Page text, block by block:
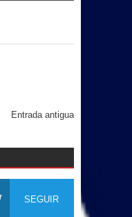
Entrada antigua
SEGUIR